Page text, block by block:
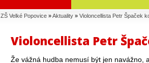
ZŠ Velké Popovice »Aktuality » Violoncellista Petr Špaček
Violoncellista Petr
Že vážná hudba nemusí být jen navážno,